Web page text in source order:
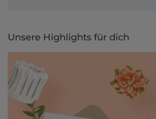
Unsere Highlights für dich